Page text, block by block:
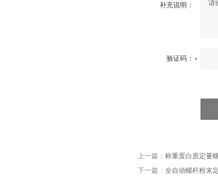
补充说明：
验证码：
上一篇： 称重蛋白质定量
下一篇： 全自动螺杆粉末